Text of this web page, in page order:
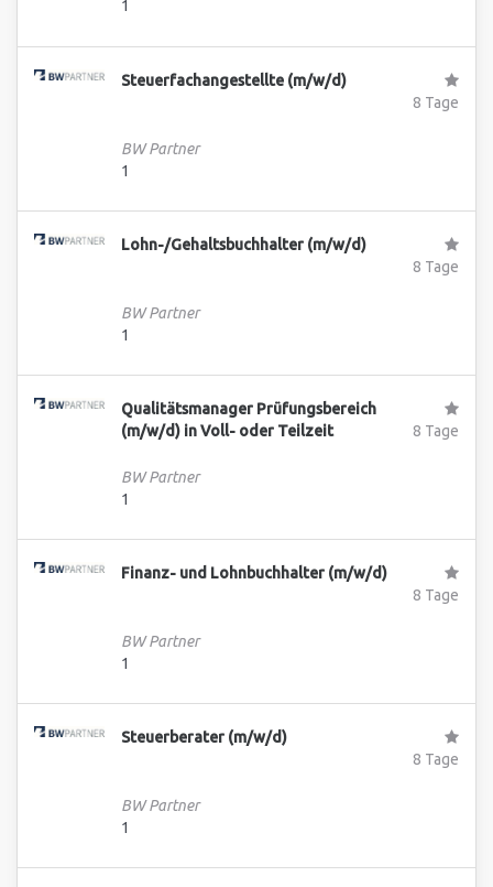
1
Steuerfachangestellte (m/w/d)
BW Partner
1
8 Tage
Lohn-/Gehaltsbuchhalter (m/w/d)
BW Partner
1
8 Tage
Qualitätsmanager Prüfungsbereich
(m/w/d) in Voll- oder Teilzeit
BW Partner
1
8 Tage
Finanz- und Lohnbuchhalter (m/w/d)
BW Partner
1
8 Tage
Steuerberater (m/w/d)
BW Partner
1
8 Tage